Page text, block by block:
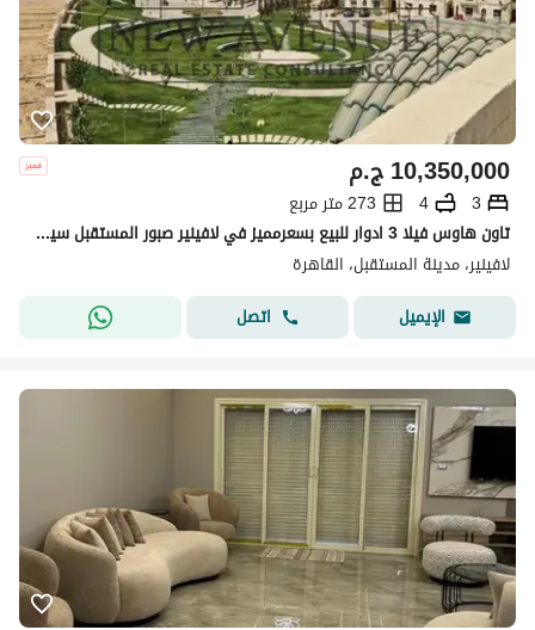
ج.م10,350,000
3
4
273 متر مربع
تاون هاوس فيلا 3 ادوار للبيع بسعرمميز في لافينير صبور المستقبل سيتي بسعرمغري LAvenir Sabbour
لافينير، مدينة المستقبل، القاهرة
الإيميل
اتصل